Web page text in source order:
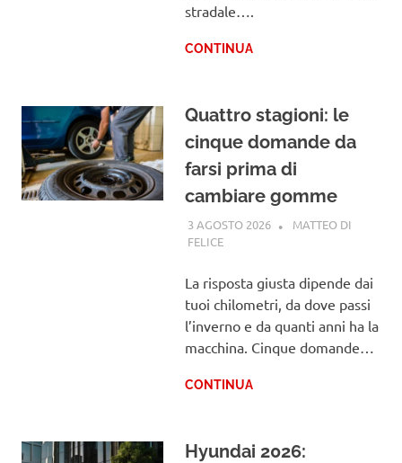
stradale….
CONTINUA
Quattro stagioni: le
cinque domande da
farsi prima di
cambiare gomme
3 AGOSTO 2026
MATTEO DI
FELICEGUIDE
La risposta giusta dipende dai
tuoi chilometri, da dove passi
l’inverno e da quanti anni ha la
macchina. Cinque domande…
CONTINUA
Hyundai 2026: